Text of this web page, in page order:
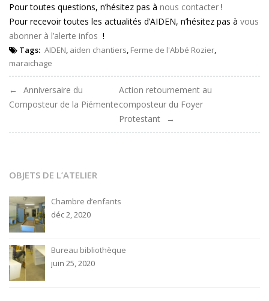
Pour toutes questions, n’hésitez pas à nous contacter !
Pour recevoir toutes les actualités d’AIDEN, n’hésitez pas à vous
abonner à l’alerte infos !
Tags: AIDEN, aiden chantiers, Ferme de l'Abbé Rozier,
maraichage
Navigation
Anniversaire du
Composteur de la Piémente
Action retournement au
composteur du Foyer
Protestant
OBJETS DE L’ATELIER
Chambre d’enfants
déc 2, 2020
Bureau bibliothèque
juin 25, 2020